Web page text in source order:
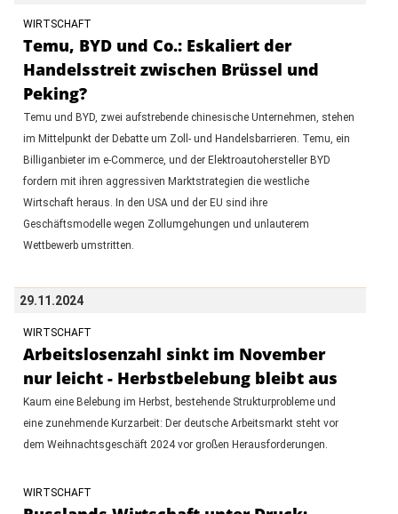
WIRTSCHAFT
Temu, BYD und Co.: Eskaliert der
Handelsstreit zwischen Brüssel und
Peking?
Temu und BYD, zwei aufstrebende chinesische Unternehmen, stehen
im Mittelpunkt der Debatte um Zoll- und Handelsbarrieren. Temu, ein
Billiganbieter im e-Commerce, und der Elektroautohersteller BYD
fordern mit ihren aggressiven Marktstrategien die westliche
Wirtschaft heraus. In den USA und der EU sind ihre
Geschäftsmodelle wegen Zollumgehungen und unlauterem
Wettbewerb umstritten.
29.11.2024
WIRTSCHAFT
Arbeitslosenzahl sinkt im November
nur leicht - Herbstbelebung bleibt aus
Kaum eine Belebung im Herbst, bestehende Strukturprobleme und
eine zunehmende Kurzarbeit: Der deutsche Arbeitsmarkt steht vor
dem Weihnachtsgeschäft 2024 vor großen Herausforderungen.
WIRTSCHAFT